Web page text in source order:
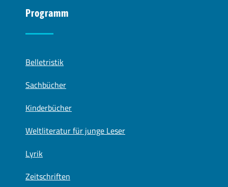
Programm
Belletristik
Sachbücher
Kinderbücher
Weltliteratur für junge Leser
Lyrik
Zeitschriften